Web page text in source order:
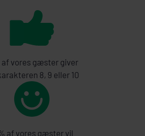
af vores gæster giver
8, 9 eller 10
af vores gæster vil